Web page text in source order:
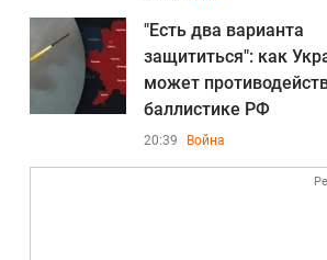
"Есть два варианта
защититься": как
может
баллистике РФ
20:39 Война